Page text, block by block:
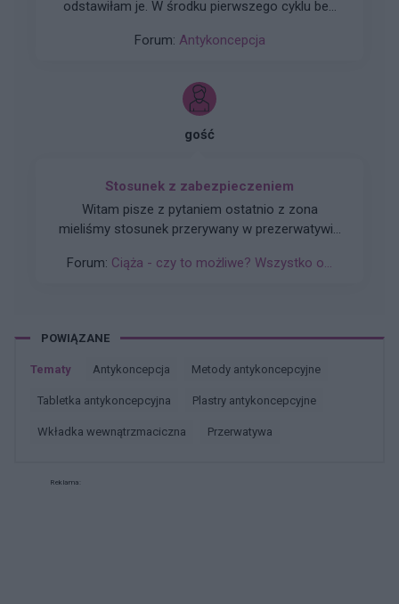
odstawiłam je. W środku pierwszego cyklu bez
tym samym czasie doszło do stosunku
krwawienie. Czy mam się czego obawiać? Czy
sytuacja w kolejnym cyklu może się powtórzyć?
wizytę u ginekologa. Czy są jakieś metody by
Forum: Antykoncepcja
gość
Stosunek z zabezpieczeniem
Witam pisze z pytaniem ostatnio z zona
mieliśmy stosunek przerywany w prezerwatywie
+-3 dni i teraz niby 16 04 powinna być ale się
Forum: Ciąża - czy to możliwe? Wszystko o...
POWIĄZANE
Tematy antykoncepcja metody antykoncepcyjne
tabletka antykoncepcyjna plastry antykoncepcyjne
wkładka wewnątrzmaciczna przerwatywa
Reklama: